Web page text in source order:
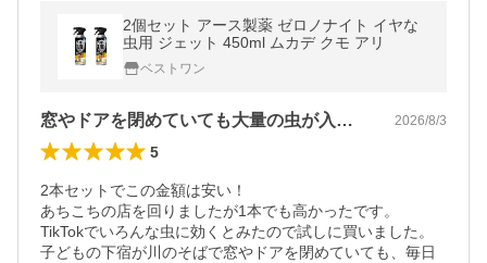
2個セット アース製薬 ゼロノナイト イヤな
虫用 ジェット 450ml ムカデ クモ アリ
ベストワン
窓やドアを閉めていても大量の虫が入ります 2026/8/3
5
2本セットでこの金額は安い！
あちこちの店を回りましたが1本でも高かったです。
TikTokでいろんな虫に効くとみたので試しに買いました。
子どもの下宿が川のそばで窓やドアを閉めていても、毎日